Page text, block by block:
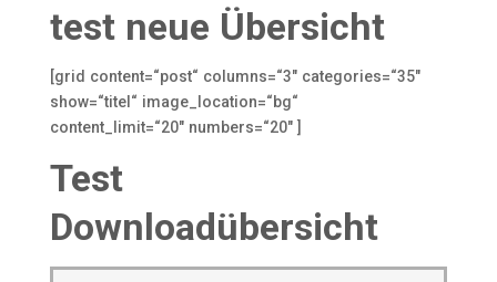
test neue Übersicht
[grid content=“post“ columns=“3″ categories=“35″
show=“titel“ image_location=“bg“
content_limit=“20″ numbers=“20″ ]
Test
Downloadübersicht